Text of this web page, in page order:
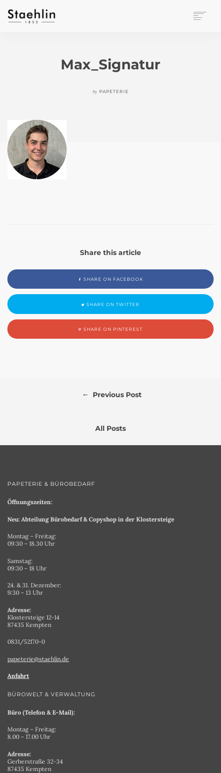
VERANSTALTUNGEN
Max_Signatur
by PAPETERIE
Share this article
SHARE ON FACEBOOK
SHARE ON TWITTER
SHARE ON PINTEREST
← Previous Post
All Posts
PAPETERIE & BÜROBEDARF
Öffnungszeiten:
Neu: Abteilung Bürobedarf & Copyshop in der Klostersteige
Montag – Freitag:
09:30 – 18.30 Uhr
Samstag:
09:30 – 18 Uhr
24. & 31. Dezember:
9:30 – 13 Uhr
Adresse:
Klostersteige 12-14
87435 Kempten
0831/52170-0
papeterie@staehlin.de
Anfahrt
BÜROWELT & VERWALTUNG
Büro (Telefon & E-Mail):
Montag – Freitag:
8.00 – 17.00 Uhr
Adresse:
Gerberstraße 32-34
87435 Kempten